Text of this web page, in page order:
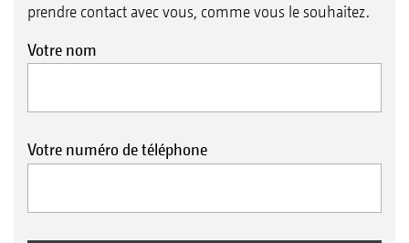
prendre contact avec vous, comme vous le souhaitez.
Votre nom
Votre numéro de téléphone